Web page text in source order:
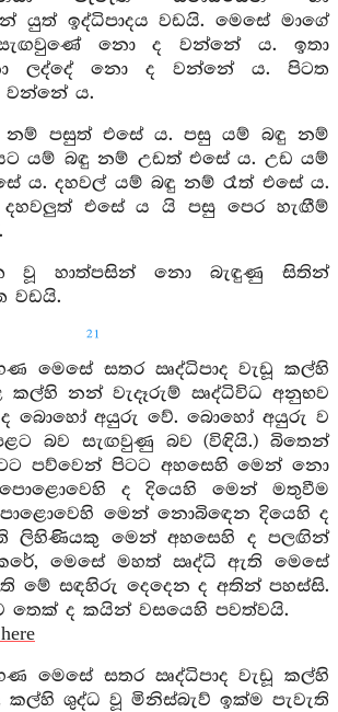
යුත් ඉද්ධිපාදය වඩයි. මෙසේ මාගේ
සැඟවුණේ නො ද වන්නේ ය. ඉතා
ලද්දේ නො ද වන්නේ ය. පිටත
ය.
නම් පසුත් එසේ ය. පසු යම් බඳු නම්
යම් බඳු නම් උඩත් එසේ ය. උඩ යම්
ය. දහවල් යම් බඳු නම් රෑත් එසේ ය.
එසේ ය යි පසු පෙර හැඟීම්
වූ හාත්පසින් නො බැඳුණු සිතින්
වඩයි.
21
මෙසේ සතර ඍද්ධිපාද වැඩූ කල්හි
කල්හි නන් වැදෑරුම් ඍද්ධිවිධ අනුභව
බොහෝ අයුරු වේ. බොහෝ අයුරු ව
බව සැඟවුණු බව (විඳියි.) බිතෙන්
පව්වෙන් පිටට අහසෙහි මෙන් නො
ද දියෙහි මෙන් මතුවීම
මෙන් නොබිඳෙන දියෙහි ද
ලිහිණියකු මෙන් අහසෙහි ද පලඟින්
මෙසේ මහත් ඍද්ධි ඇති මෙසේ
මේ සඳහිරු දෙදෙන ද අතින් පහස්සි.
තෙක් ද කයින් වසයෙහි පවත්වයි.
මෙසේ සතර ඍද්ධිපාද වැඩූ කල්හි
ශුද්ධ වූ මිනිස්බැව් ඉක්ම පැවැති